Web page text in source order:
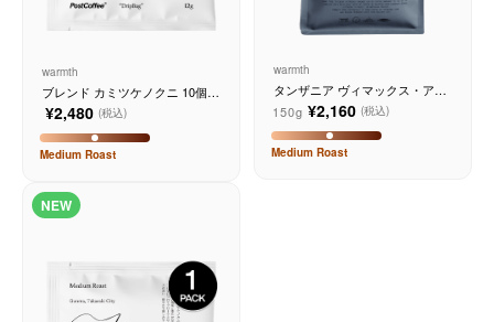
店舗情報
warmth
ブレンド カミツケノクニ 10個入
り
¥2,480 (税込)
Medium Roast
warmth
タンザニア ヴィマックス・アミ
150g ¥2,160 (税込)
Medium Roast
NEW